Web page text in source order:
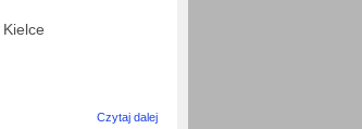
Czytaj dalejwpis